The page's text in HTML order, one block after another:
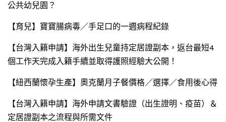
公共幼兒園？
【育兒】寶寶腸病毒／手足口的一週病程紀錄
【台灣入籍申請】海外出生兒童持定居證副本，返台最短4
個工作天完成入籍手續並取得護照經驗大公開！
【紐西蘭懷孕生產】奧克蘭月子餐價格／選擇／食用後心得
【台灣入籍申請】海外申請文書驗證（出生證明、疫苗）＆
定居證副本之流程與所需文件